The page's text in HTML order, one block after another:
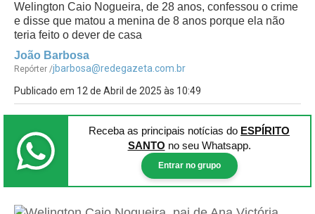
Welington Caio Nogueira, de 28 anos, confessou o crime
e disse que matou a menina de 8 anos porque ela não
teria feito o dever de casa
João Barbosa
Repórter /jbarbosa@redegazeta.com.br
Publicado em 12 de Abril de 2025 às 10:49
Receba as principais notícias do ESPÍRITO
SANTO no seu Whatsapp.
Entrar no grupo